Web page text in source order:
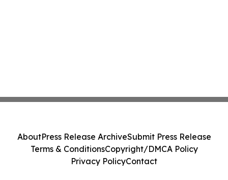
AboutPress Release ArchiveSubmit Press Release
Terms & ConditionsCopyright/DMCA Policy
Privacy PolicyContact